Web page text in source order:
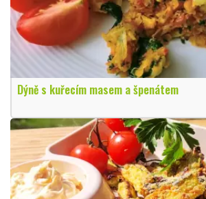
Dýně s kuřecím masem a špenátem